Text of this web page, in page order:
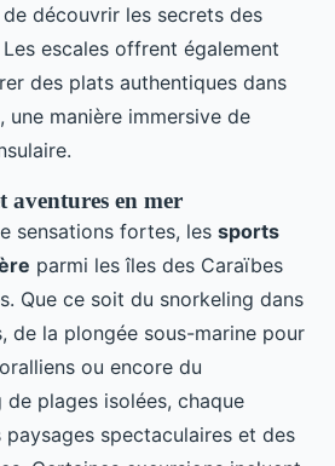
découvrir les secrets des
escales offrent également
des plats authentiques dans
une manière immersive de
aventures en mer
sensations fortes, les sports
parmi les îles des Caraïbes
Que ce soit du snorkeling dans
de la plongée sous-marine pour
ou encore du
plages isolées, chaque
spectaculaires et des